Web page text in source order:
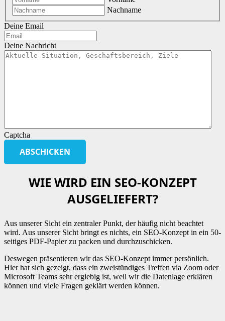
Nachname
Deine Email
Deine Nachricht
Captcha
WIE WIRD EIN SEO-KONZEPT
AUSGELIEFERT?
Aus unserer Sicht ein zentraler Punkt, der häufig nicht beachtet
wird. Aus unserer Sicht bringt es nichts, ein SEO-Konzept in ein 50-
seitiges PDF-Papier zu packen und durchzuschicken.
Deswegen präsentieren wir das SEO-Konzept immer persönlich.
Hier hat sich gezeigt, dass ein zweistündiges Treffen via Zoom oder
Microsoft Teams sehr ergiebig ist, weil wir die Datenlage erklären
können und viele Fragen geklärt werden können.